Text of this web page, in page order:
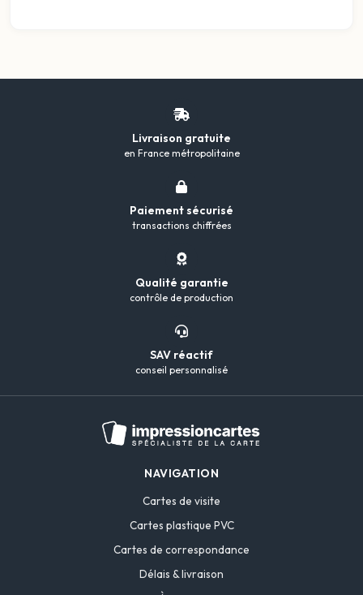
Livraison gratuite
en France métropolitaine
Paiement sécurisé
transactions chiffrées
Qualité garantie
contrôle de production
SAV réactif
conseil personnalisé
NAVIGATION
Cartes de visite
Cartes plastique PVC
Cartes de correspondance
Délais & livraison